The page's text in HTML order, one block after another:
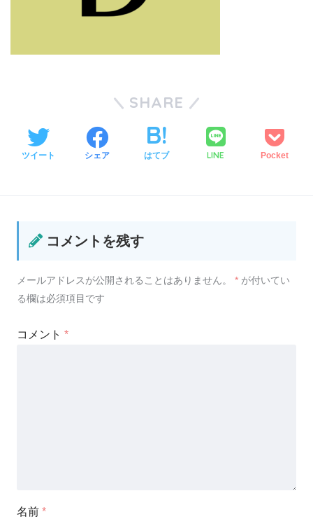
SHARE
ツイート シェア はてブ LINE Pocket
コメントを残す
メールアドレスが公開されることはありません。 * が付いてい
る欄は必須項目です
コメント *
名前 *